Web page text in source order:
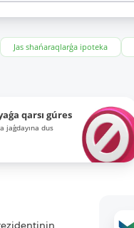
Jas shańaraqlarǵa ipoteka
qarsı gúres
jaǵdayına dus